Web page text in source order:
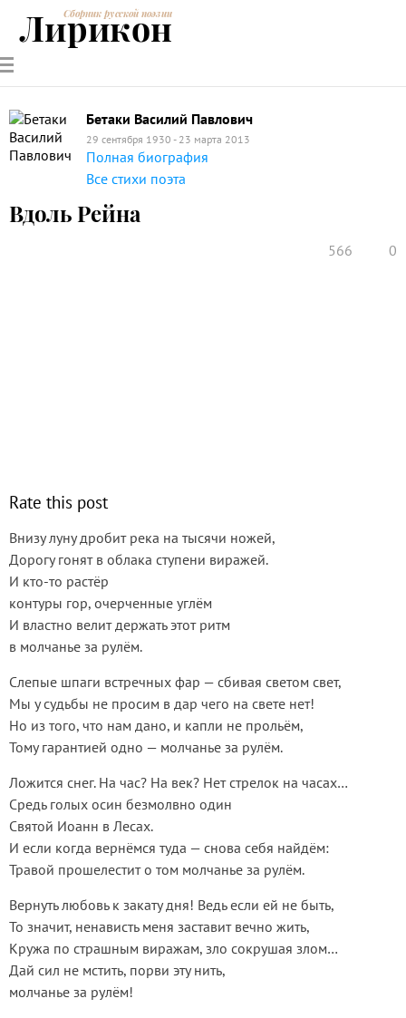
РУССКИЕ
ПОЭТЫ
СОВРЕМЕННИКИЭНЦИКЛОПЕДИЯ
ПОЭЗИИ
Сборник русской поэзии
Лирикон
Бетаки Василий Павлович
29 сентября 1930 - 23 марта 2013
Полная биография
Все стихи поэта
Вдоль Рейна
566 0
Rate this post
Внизу луну дробит река на тысячи ножей,
Дорогу гонят в облака ступени виражей.
И кто-то растёр
контуры гор, очерченные углём
И властно велит держать этот ритм
в молчанье за рулём.
Слепые шпаги встречных фар — сбивая светом свет,
Мы у судьбы не просим в дар чего на свете нет!
Но из того, что нам дано, и капли не прольём,
Тому гарантией одно — молчанье за рулём.
Ложится снег. На час? На век? Нет стрелок на часах…
Средь голых осин безмолвно один
Святой Иоанн в Лесах.
И если когда вернёмся туда — снова себя найдём:
Травой прошелестит о том молчанье за рулём.
Вернуть любовь к закату дня! Ведь если ей не быть,
То значит, ненависть меня заставит вечно жить,
Кружа по страшным виражам, зло сокрушая злом…
Дай сил не мстить, порви эту нить,
молчанье за рулём!